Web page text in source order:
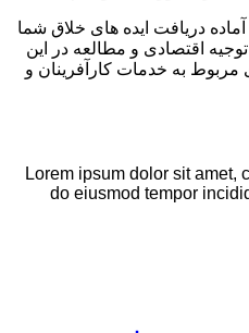
دریافت ایده های خلاق شما
اقتصادی و مطالعه در این
به خدمات کارآفرینان و
Lorem ipsum dolor sit amet,
do eiusmod tempor